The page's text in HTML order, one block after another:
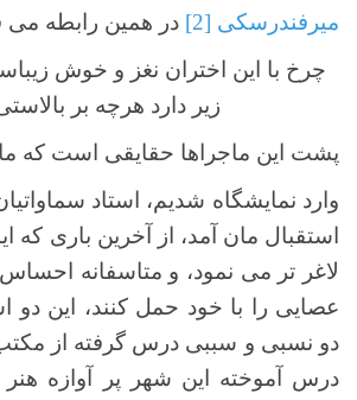
میرفندرسکی [2]
در همین رابطه می
چرخ با این اختران نغز و خوش
زیر دارد هرچه بر
پشت این ماجراها حقایقی است که ما
وارد نمایشگاه شدیم، استاد
استقبال مان آمد، از آخرین باری که
لاغر تر می نمود، و متاسفانه احساس
عصایی را با خود حمل کنند، این دو
دو نسبی و سببی درس گرفته از
درس آموخته این شهر پر آوازه